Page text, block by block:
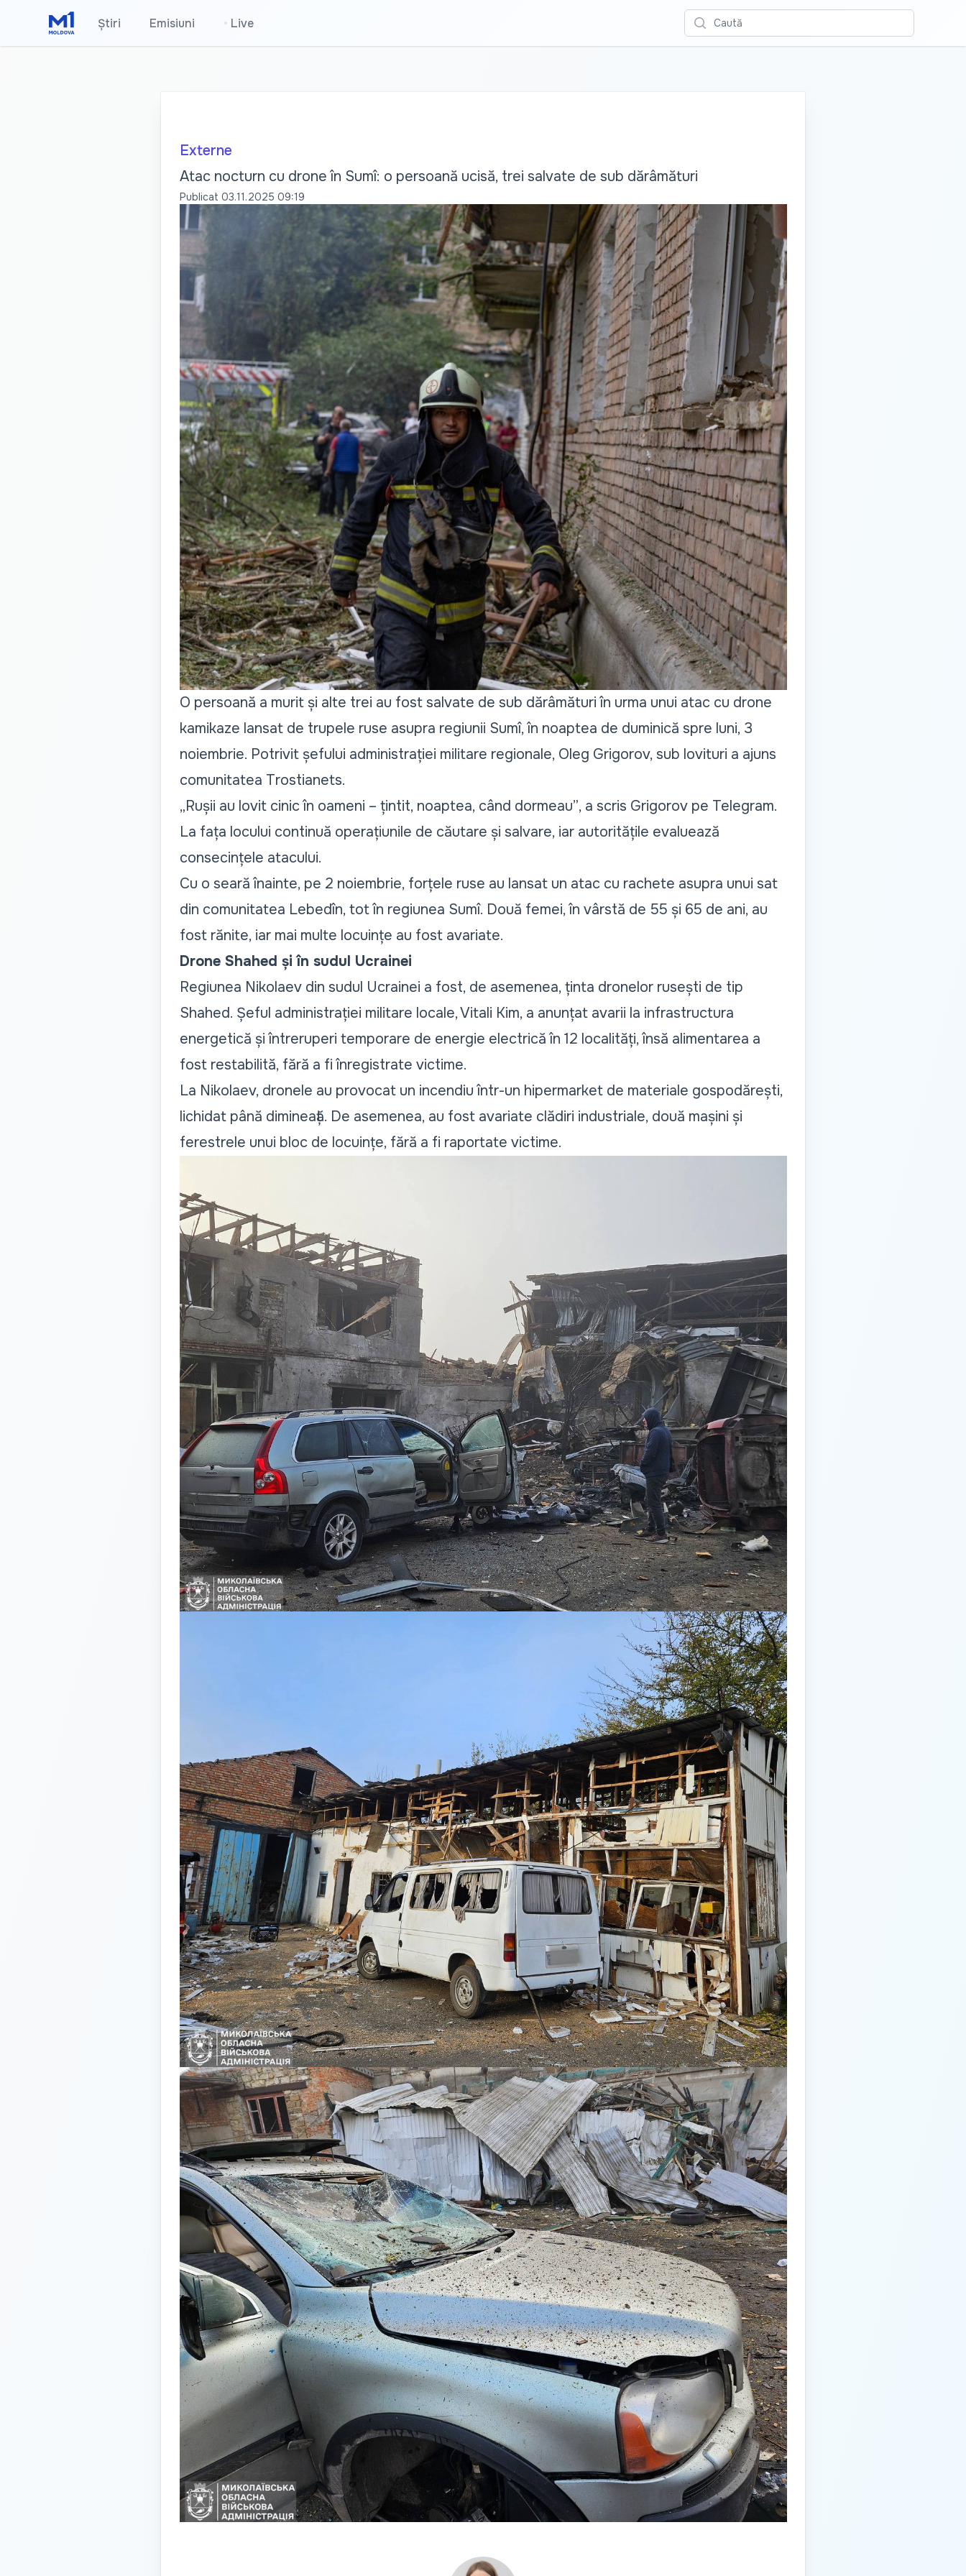
Știri Emisiuni • Live Caută
Externe
Atac nocturn cu drone în Sumî: o persoană ucisă, trei salvate de sub dărâmături
Publicat 03.11.2025 09:19
O persoană a murit și alte trei au fost salvate de sub dărâmături în urma unui atac cu drone
kamikaze lansat de trupele ruse asupra regiunii Sumî, în noaptea de duminică spre luni, 3
noiembrie. Potrivit șefului administrației militare regionale, Oleg Grigorov, sub lovituri a ajuns
comunitatea Trostianets.
„Rușii au lovit cinic în oameni – țintit, noaptea, când dormeau”, a scris Grigorov pe Telegram.
La fața locului continuă operațiunile de căutare și salvare, iar autoritățile evaluează
consecințele atacului.
Cu o seară înainte, pe 2 noiembrie, forțele ruse au lansat un atac cu rachete asupra unui sat
din comunitatea Lebedîn, tot în regiunea Sumî. Două femei, în vârstă de 55 și 65 de ani, au
fost rănite, iar mai multe locuințe au fost avariate.
Drone Shahed și în sudul Ucrainei
Regiunea Nikolaev din sudul Ucrainei a fost, de asemenea, ținta dronelor rusești de tip
Shahed. Șeful administrației militare locale, Vitali Kim, a anunțat avarii la infrastructura
energetică și întreruperi temporare de energie electrică în 12 localități, însă alimentarea a
fost restabilită, fără a fi înregistrate victime.
La Nikolaev, dronele au provocat un incendiu într-un hipermarket de materiale gospodărești,
lichidat până dimineață. De asemenea, au fost avariate clădiri industriale, două mașini și
ferestrele unui bloc de locuințe, fără a fi raportate victime.